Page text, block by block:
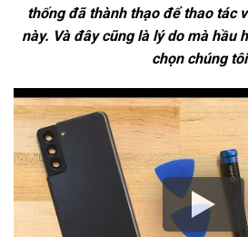
thống đã thành thạo để thao tác
này. Và đây cũng là lý do mà hầu
chọn chúng